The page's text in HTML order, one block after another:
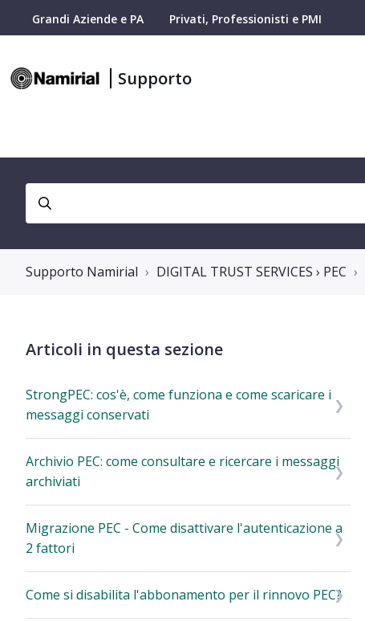
Grandi Aziende e PA Privati, Professionisti e PMI
Supporto
Supporto Namirial DIGITAL TRUST SERVICES › PEC
Articoli in questa sezione
StrongPEC: cos'è, come funziona e come scaricare i
messaggi conservati
Archivio PEC: come consultare e ricercare i messaggi
archiviati
Migrazione PEC - Come disattivare l'autenticazione a
2 fattori
Come si disabilita l'abbonamento per il rinnovo PEC?